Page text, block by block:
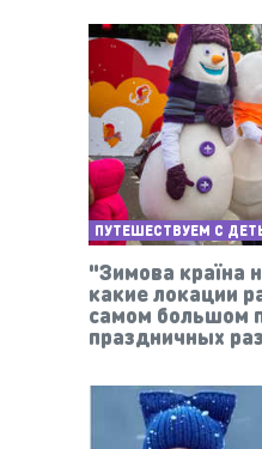
ПУТЕШЕСТВУЕМ С
"Зимова країна
какие локации
самом большом
праздничных